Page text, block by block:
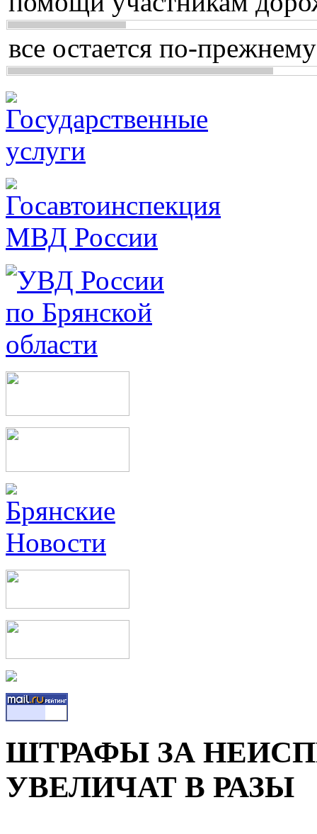
все остается по-
ШТРАФЫ ЗА
УВЕЛИЧАТ В РАЗЫ